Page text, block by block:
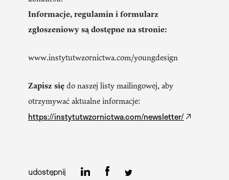
Informacje, regulamin i formularz
zgłoszeniowy są dostępne na stronie:
www.instytutwzornictwa.com/youngdesign
Zapisz się do naszej listy mailingowej, aby
otrzymywać aktualne informacje:
https://instytutwzornictwa.com/newsletter/
udostępnij